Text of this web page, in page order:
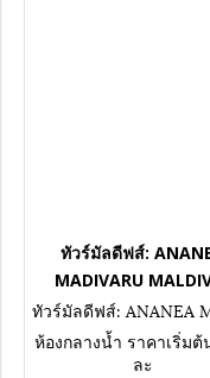
ทัวร์มัลดีฟส์:
MADIVARU
ทัวร์มัลดีฟส์: ANANEA
ARU MALDIVES
ห้องกลางน้ำ ราคาเริ่ม
ละ